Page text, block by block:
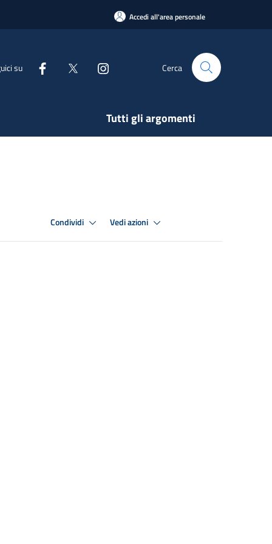
Accedi all'area personale
su Cerca
Tutti gli argomenti
Condividi Vedi azioni